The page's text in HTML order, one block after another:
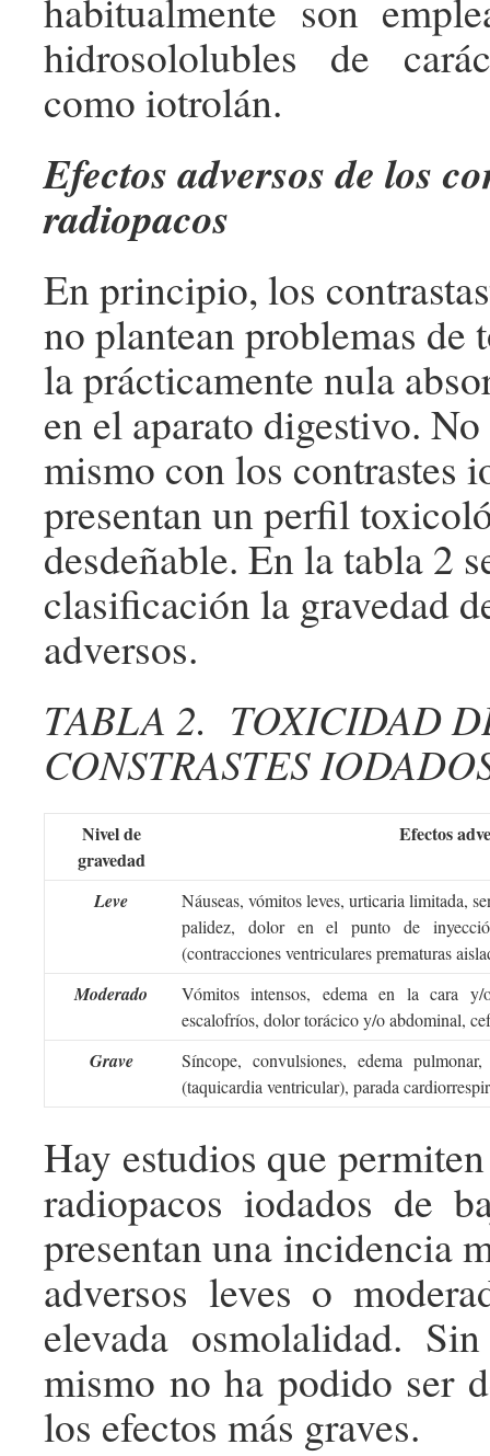
habitualmente son
hidrosololubles de
como iotrolán.
Efectos adversos de los
radiopacos
En principio, los
no plantean problemas de
la prácticamente nula
en el aparato digestivo.
mismo con los contrastes
presentan un perfil
desdeñable. En la tabla 2
clasificación la gravedad
adversos.
TABLA 2. TOXICIDAD
CONSTRASTES
Nivel de
gravedad
Efectos
Leve
Náuseas, vómitos leves, urticaria limitada,
palidez, dolor en el punto de
(contracciones ventriculares prematuras
Moderado
Vómitos intensos, edema en la cara y/
escalofríos, dolor torácico y/o abdominal,
Grave
Síncope, convulsiones, edema
(taquicardia ventricular), parada
Hay estudios que
radiopacos iodados de
presentan una incidencia
adversos leves o
elevada osmolalidad.
mismo no ha podido ser
los efectos más graves.